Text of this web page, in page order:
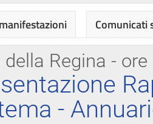
della Regina - ore
-
Comunicati